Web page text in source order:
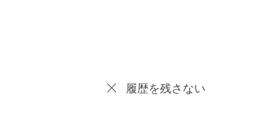
履歴を残さない